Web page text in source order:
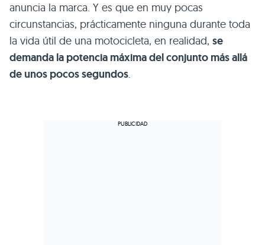
anuncia la marca. Y es que en muy pocas
circunstancias, prácticamente ninguna durante toda
la vida útil de una motocicleta, en realidad, se
demanda la potencia máxima del conjunto más allá
de unos pocos segundos.